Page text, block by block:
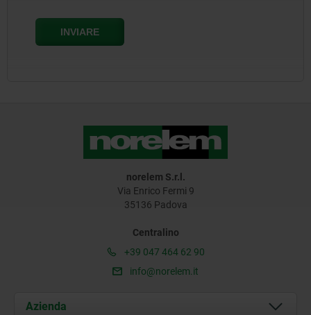
norelem S.r.l.
Via Enrico Fermi 9
35136 Padova
Centralino
+39 047 464 62 90
info@norelem.it
Azienda